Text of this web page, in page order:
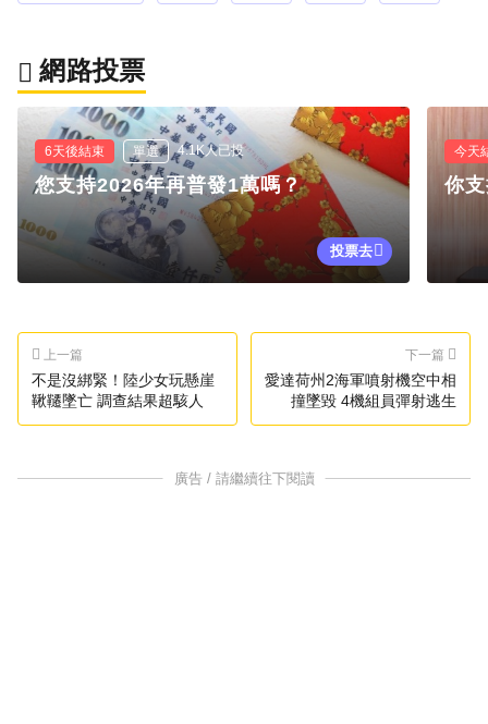
網路投票
6天後結束 單選 4.1K人已投
您支持2026年再普發1萬嗎？
投票去
今天
你
上一篇
不是沒綁緊！陸少女玩懸崖
鞦韆墜亡 調查結果超駭人
下一篇
愛達荷州2海軍噴射機空中相
撞墜毀 4機組員彈射逃生
廣告 / 請繼續往下閱讀